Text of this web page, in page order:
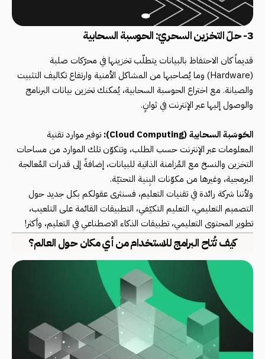
3- حلّ التخزين السحريّ: الحوسبة السحابية
قديماً كان الاحتفاظ بالبيانات يتطلّب تخزينها في محرّكات صلبة
(Hardware) وما يُصاحبها من المشاكل الأمنية وارتفاع تكاليف التثبيت
والصيانة. مع اختراع الحوسبة السحابية، يُمكنك تخزين بيانات البرنامج
والوصول إليها عبر الإنترنت في ثوانٍ.
الحَوسَبة السحابية (Cloud Computing):
توفير موارد تقنية
المعلومات عبر الإنترنت حسب الطلب، وتتكوّن تلك الموارد من مساحات
التخزين والنسخ مع المُزامنة الذاتية للبيانات، إضافةً إلى قدرات المُعالجة
البرمجية، وغيرها من مكوّنات البِنية التحتيّة.
ولأننا شركة رائدة في تقنيات التعليم، فسنثرى عقولكم بكل جديد حول
التصميم التعليمي، التعليم التكيّفي، التطبيقات القائمة على التلعيب،
تطوير المحتوى التعليمي، تطبيقات الذكاء الاصطناعي في التعليم، وأكثر!
كيف تُتاح البرامج للاستخدام من أي مكان حول العالم؟